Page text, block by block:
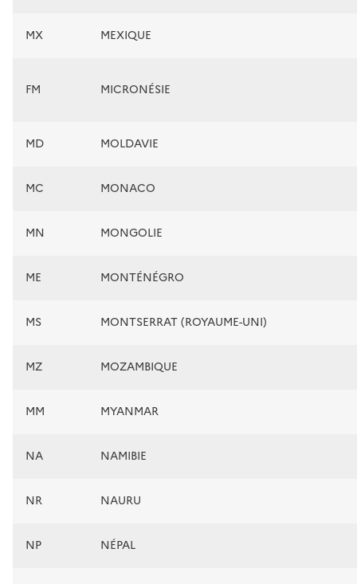
MX MEXIQUE
FM MICRONÉSIE
MD MOLDAVIE
MC MONACO
MN MONGOLIE
ME MONTÉNÉGRO
MS MONTSERRAT (ROYAUME-UNI)
MZ MOZAMBIQUE
MM MYANMAR
NA NAMIBIE
NR NAURU
NP NÉPAL